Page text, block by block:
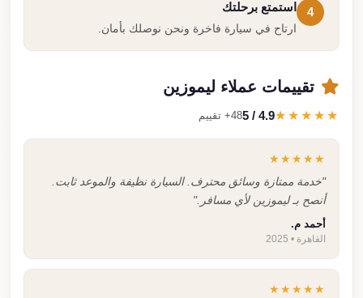
4
استمتع برحلتك
ارتاح في سيارة فاخرة ونحن نوصلك بأمان.
تقييمات عملاء ليموزين
★★★★★
4.9 / 5 48+ تقييم
★★★★★
"خدمة ممتازة وسائق محترف. السيارة نظيفة والموعد ثابت.
أنصح بـ ليموزين لأي مسافر."
أحمد م.
القاهرة • 2025
★★★★★